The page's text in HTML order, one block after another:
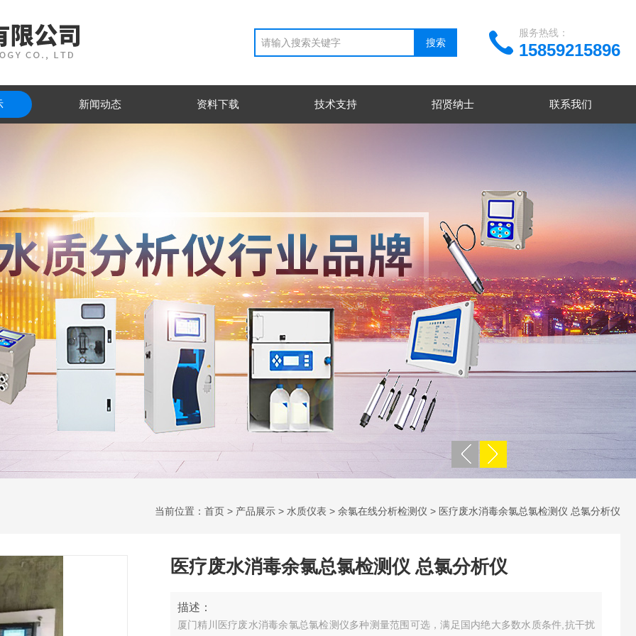
15859215896
服务热线：
新闻动态 资料下载 技术支持 招贤纳士 联系我们
当前位置： 首页 > 产品展示 > 水质仪表 > 余氯在线分析检测仪 > 医疗废水消毒余氯总氯检测仪 总氯分析仪
医疗废水消毒余氯总氯检测仪 总氯分析仪
描述：
厦门精川医疗废水消毒余氯总氯检测仪多种测量范围可选，满足国内绝大多数水质条件,抗干扰